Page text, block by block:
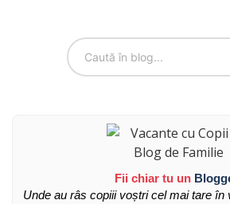
Fii chiar tu un
Unde au râs copiii voștri cel mai tare în